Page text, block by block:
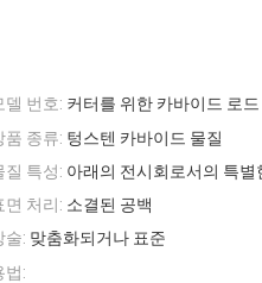
델 번호: 커터를 위한 카바이드 로드
품 종류: 텅스텐 카바이드 물질
질 특성: 아래의 전시회로서의 특별
면 처리: 소결된 공백
술: 맞춤화되거나 표준
법: